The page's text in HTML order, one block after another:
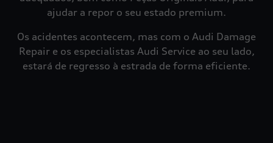
ajudar a repor o seu estado premium.
Os acidentes acontecem, mas com o Audi Damage
Repair e os especialistas Audi Service ao seu lado,
estará de regresso à estrada de forma eficiente.